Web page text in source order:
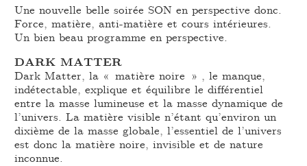
Une nouvelle belle soirée SON en perspective donc.
Force, matière, anti-matière et cours intérieures.
Un bien beau programme en perspective.
DARK MATTER
Dark Matter, la « matière noire » , le manque,
indétectable, explique et équilibre le différentiel
entre la masse lumineuse et la masse dynamique de
l’univers. La matière visible n’étant qu’environ un
dixième de la masse globale, l’essentiel de l’univers
est donc la matière noire, invisible et de nature
inconnue.